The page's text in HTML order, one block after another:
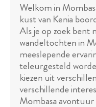
Welkom in
kust van Kenia
Als je op zoek bent
wandeltochten in
meeslepende
teleurgesteld
kiezen uit
verschillende
Mombasa